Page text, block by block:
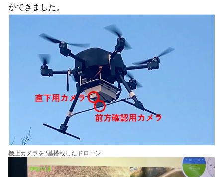
ができました。
機上カメラを2基搭載したドローン